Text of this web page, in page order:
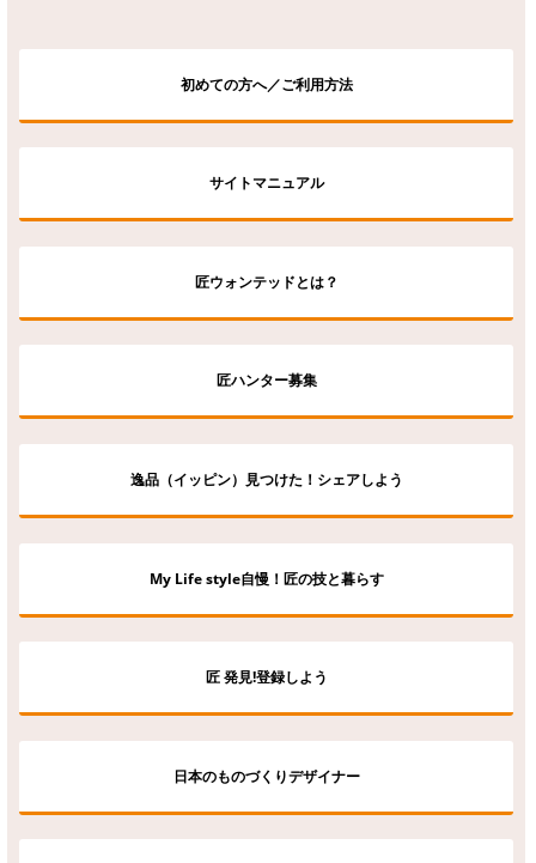
初めての方へ／ご利用方法
サイトマニュアル
匠ウォンテッドとは？
匠ハンター募集
逸品（イッピン）見つけた！シェアしよう
My Life style自慢！匠の技と暮らす
匠 発見!登録しよう
日本のものづくりデザイナー